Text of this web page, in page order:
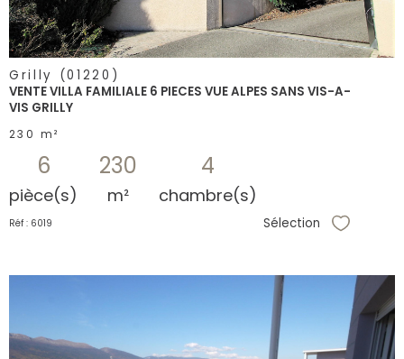
Grilly (01220)
VENTE VILLA FAMILIALE 6 PIECES VUE ALPES SANS VIS-A-
VIS GRILLY
230 m²
6
pièce(s)
230
m²
4
chambre(s)
Réf : 6019 Sélection